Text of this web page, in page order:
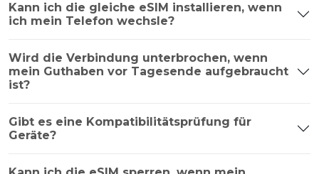
Kann ich die gleiche eSIM installieren, wenn
ich mein Telefon wechsle?
Wird die Verbindung unterbrochen, wenn
mein Guthaben vor Tagesende aufgebraucht
ist?
Gibt es eine Kompatibilitätsprüfung für
Geräte?